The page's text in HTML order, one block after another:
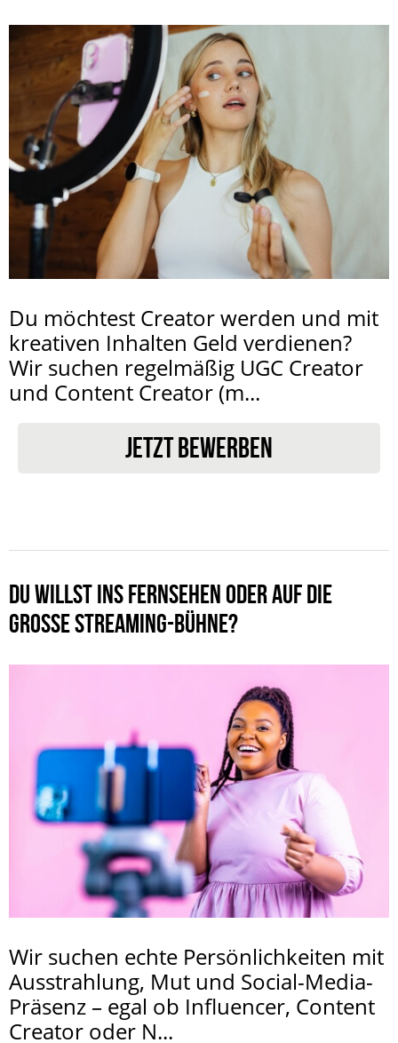
Du möchtest Creator werden und mit
kreativen Inhalten Geld verdienen?
Wir suchen regelmäßig UGC Creator
und Content Creator (m...
JETZT BEWERBEN
DU WILLST INS FERNSEHEN ODER AUF DIE
GROSSE STREAMING-BÜHNE?
Wir suchen echte Persönlichkeiten mit
Ausstrahlung, Mut und Social-Media-
Präsenz – egal ob Influencer, Content
Creator oder N...